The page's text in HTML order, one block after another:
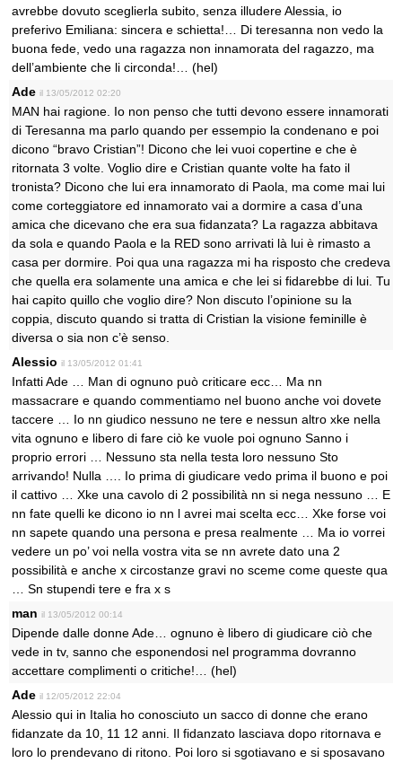
avrebbe dovuto sceglierla subito, senza illudere Alessia, io
preferivo Emiliana: sincera e schietta!… Di teresanna non vedo la
buona fede, vedo una ragazza non innamorata del ragazzo, ma
dell’ambiente che li circonda!… (hel)
Ade il 13/05/2012 02:20
MAN hai ragione. Io non penso che tutti devono essere innamorati
di Teresanna ma parlo quando per essempio la condenano e poi
dicono “bravo Cristian”! Dicono che lei vuoi copertine e che è
ritornata 3 volte. Voglio dire e Cristian quante volte ha fato il
tronista? Dicono che lui era innamorato di Paola, ma come mai lui
come corteggiatore ed innamorato vai a dormire a casa d’una
amica che dicevano che era sua fidanzata? La ragazza abbitava
da sola e quando Paola e la RED sono arrivati là lui è rimasto a
casa per dormire. Poi qua una ragazza mi ha risposto che credeva
che quella era solamente una amica e che lei si fidarebbe di lui. Tu
hai capito quillo che voglio dire? Non discuto l’opinione su la
coppia, discuto quando si tratta di Cristian la visione feminille è
diversa o sia non c’è senso.
Alessio il 13/05/2012 01:41
Infatti Ade … Man di ognuno può criticare ecc… Ma nn
massacrare e quando commentiamo nel buono anche voi dovete
taccere … Io nn giudico nessuno ne tere e nessun altro xke nella
vita ognuno e libero di fare ciò ke vuole poi ognuno Sanno i
proprio errori … Nessuno sta nella testa loro nessuno Sto
arrivando! Nulla …. Io prima di giudicare vedo prima il buono e poi
il cattivo … Xke una cavolo di 2 possibilità nn si nega nessuno … E
nn fate quelli ke dicono io nn l avrei mai scelta ecc… Xke forse voi
nn sapete quando una persona e presa realmente … Ma io vorrei
vedere un po’ voi nella vostra vita se nn avrete dato una 2
possibilità e anche x circostanze gravi no sceme come queste qua
… Sn stupendi tere e fra x s
man il 13/05/2012 00:14
Dipende dalle donne Ade… ognuno è libero di giudicare ciò che
vede in tv, sanno che esponendosi nel programma dovranno
accettare complimenti o critiche!… (hel)
Ade il 12/05/2012 22:04
Alessio qui in Italia ho conosciuto un sacco di donne che erano
fidanzate da 10, 11 12 anni. Il fidanzato lasciava dopo ritornava e
loro lo prendevano di ritono. Poi loro si sgotiavano e si sposavano